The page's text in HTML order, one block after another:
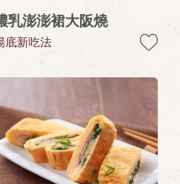
乳澎澎裙大阪燒
底新吃法